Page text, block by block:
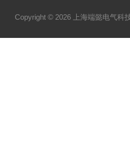
Copyright © 2026 上海端懿电气科